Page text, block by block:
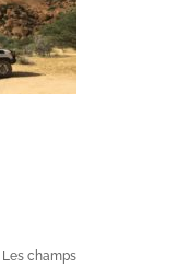
Les champs